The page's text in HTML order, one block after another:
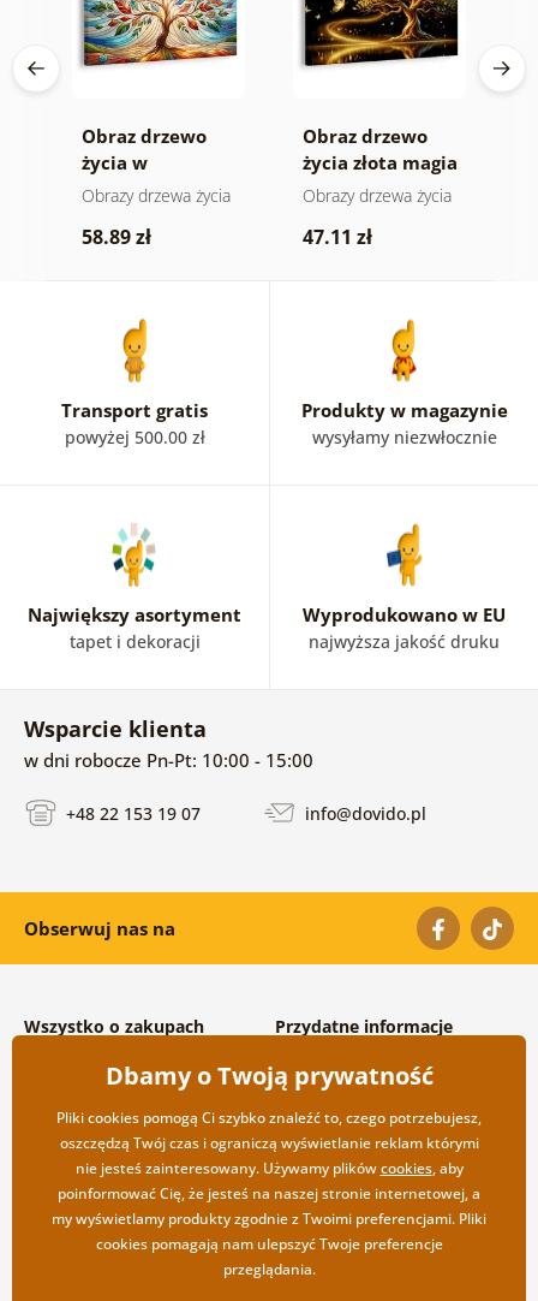
Obraz drzewo
życia w
kolorowym
Obrazy drzewa życia
58.89 zł
Obraz drzewo
życia złota magia
Obrazy drzewa życia
47.11 zł
Transport gratis
powyżej 500.00 zł
Produkty w magazynie
wysyłamy niezwłocznie
Największy asortyment
tapet i dekoracji
Wyprodukowano w EU
najwyższa jakość druku
Wsparcie klienta
w dni robocze Pn-Pt: 10:00 - 15:00
+48 22 153 19 07 info@dovido.pl
Obserwuj nas na
Wszystko o zakupach
Warunki handlowe i
reklamacyjne
Prywatność
Opcje wysyłki i płatności
Zwrot towarów
Przydatne informacje
Często zadawane pytania
Kontakt
Współpraca hurtowa
Dbamy o Twoją prywatność
Pliki cookies pomogą Ci szybko znaleźć to, czego potrzebujesz,
oszczędzą Twój czas i ograniczą wyświetlanie reklam którymi
nie jesteś zainteresowany. Używamy plikówcookies, aby
poinformować Cię, że jesteś na naszej stronie internetowej, a
my wyświetlamy produkty zgodnie z Twoimi preferencjami. Pliki
cookies pomagają nam ulepszyć Twoje preferencje
przeglądania.